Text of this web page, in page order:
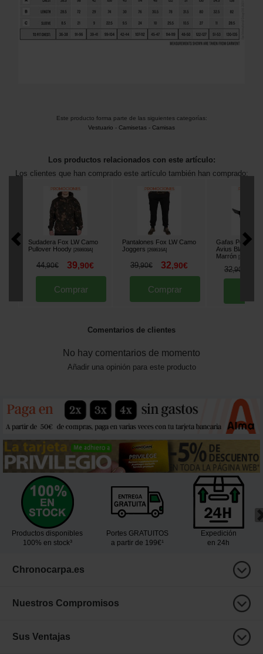
Este producto forma parte de las siguientes categorías:
Vestuario - Camisetas - Camisas
Los productos relacionados con este artículo:
Los clientes que han comprado este artículo también han comprado:
Sudadera Fox LW Camo
Pullover Hoody
268608A]
44,90€ 39,90€
Comprar
Pantalones Fox LW Camo
Joggers
268616A]
39,90€ 32,90€
Comprar
Gafas
Avius Black
Marrón
32,90
Comentarios de clientes
No hay comentarios de momento
Añadir una opinión para este producto
Productos disponibles
100% en stock³
Portes GRATUITOS
a partir de 199€¹
Expedición
en 24h
Chronocarpa.es
Nuestros Compromisos
Sus Ventajas